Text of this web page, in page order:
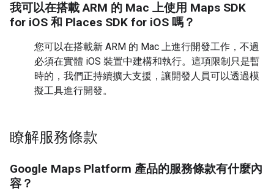
我可以在搭載 ARM 的 Mac 上使用 Maps SDK
for iOS 和 Places SDK for iOS 嗎？
您可以在搭載新 ARM 的 Mac 上進行開發工作，不過
必須在實體 iOS 裝置中建構和執行。這項限制只是暫
時的，我們正持續擴大支援，讓開發人員可以透過模
擬工具進行開發。
瞭解服務條款
Google Maps Platform 產品的服務條款有什麼內
容？